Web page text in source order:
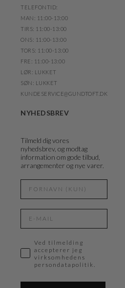
TELEFONTID:
MAN: 11:00-13:00
TIRS: 11:00-13:00
ONS: 11:00-13:00
TORS: 11:00-13:00
FRE: 11:00-13:00
LØR: LUKKET
SØN: LUKKET
KUNDESERVICE@GUNDTOFT.DK
NYHEDSBREV
Tilmeld dig vores
nyhedsbrev, og modtag
information om gode tilbud,
arrangementer og nye varer.
Ved tilmelding
accepterer jeg
virksomhedens
persondatapolitik.